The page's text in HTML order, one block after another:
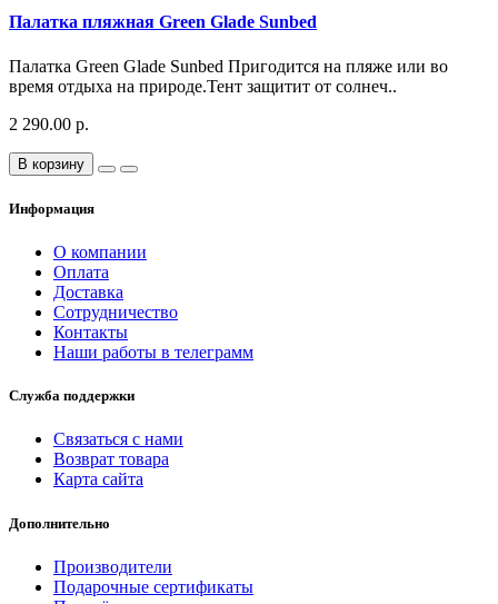
Палатка пляжная Green Glade Sunbed
Палатка Green Glade Sunbed Пригодится на пляже или во
время отдыха на природе.Тент защитит от солнеч..
2 290.00 р.
В корзину
Информация
О компании
Оплата
Доставка
Сотрудничество
Контакты
Наши работы в телеграмм
Служба поддержки
Связаться с нами
Возврат товара
Карта сайта
Дополнительно
Производители
Подарочные сертификаты